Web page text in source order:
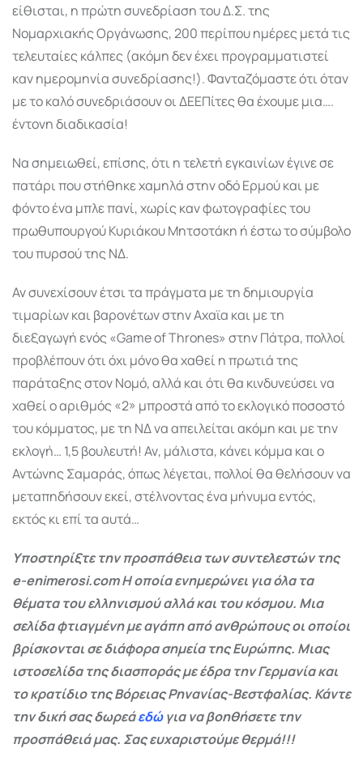
είθισται, η πρώτη συνεδρίαση του Δ.Σ. της
Νομαρχιακής Οργάνωσης, 200 περίπου ημέρες μετά τις
τελευταίες κάλπες (ακόμη δεν έχει προγραμματιστεί
καν ημερομηνία συνεδρίασης!). Φανταζόμαστε ότι όταν
με το καλό συνεδριάσουν οι ΔΕΕΠίτες θα έχουμε μια….
έντονη διαδικασία!
Να σημειωθεί, επίσης, ότι η τελετή εγκαινίων έγινε σε
πατάρι που στήθηκε χαμηλά στην οδό Ερμού και με
φόντο ένα μπλε πανί, χωρίς καν φωτογραφίες του
πρωθυπουργού Κυριάκου Μητσοτάκη ή έστω το σύμβολο
του πυρσού της ΝΔ.
Αν συνεχίσουν έτσι τα πράγματα με τη δημιουργία
τιμαρίων και βαρονέτων στην Αχαϊα και με τη
διεξαγωγή ενός «Game of Thrones» στην Πάτρα, πολλοί
προβλέπουν ότι όχι μόνο θα χαθεί η πρωτιά της
παράταξης στον Νομό, αλλά και ότι θα κινδυνεύσει να
χαθεί ο αριθμός «2» μπροστά από το εκλογικό ποσοστό
του κόμματος, με τη ΝΔ να απειλείται ακόμη και με την
εκλογή… 1,5 βουλευτή! Αν, μάλιστα, κάνει κόμμα και ο
Αντώνης Σαμαράς, όπως λέγεται, πολλοί θα θελήσουν να
μεταπηδήσουν εκεί, στέλνοντας ένα μήνυμα εντός,
εκτός κι επί τα αυτά…
Υποστηρίξτε την προσπάθεια των συντελεστών της
e-enimerosi.com Η οποία ενημερώνει για όλα τα
θέματα του ελληνισμού αλλά και του κόσμου. Μια
σελίδα φτιαγμένη με αγάπη από ανθρώπους οι οποίοι
βρίσκονται σε διάφορα σημεία της Ευρώπης. Μιας
ιστοσελίδα της διασποράς με έδρα την Γερμανία και
το κρατίδιο της Βόρειας Ρηνανίας-Βεστφαλίας. Κάντε
την δική σας δωρεάεδώγια να βοηθήσετε την
προσπάθειά μας. Σας ευχαριστούμε θερμά!!!